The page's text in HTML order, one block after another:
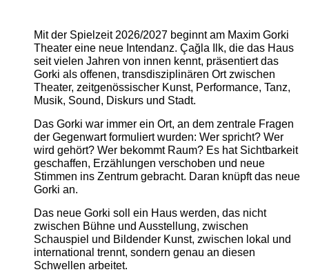
Mit der Spielzeit 2026/2027 beginnt am Maxim Gorki
Theater eine neue Intendanz. Çağla Ilk, die das Haus
seit vielen Jahren von innen kennt, präsentiert das
Gorki als offenen, transdisziplinären Ort zwischen
Theater, zeitgenössischer Kunst, Performance, Tanz,
Musik, Sound, Diskurs und Stadt.
Das Gorki war immer ein Ort, an dem zentrale Fragen
der Gegenwart formuliert wurden: Wer spricht? Wer
wird gehört? Wer bekommt Raum? Es hat Sichtbarkeit
geschaffen, Erzählungen verschoben und neue
Stimmen ins Zentrum gebracht. Daran knüpft das neue
Gorki an.
Das neue Gorki soll ein Haus werden, das nicht
zwischen Bühne und Ausstellung, zwischen
Schauspiel und Bildender Kunst, zwischen lokal und
international trennt, sondern genau an diesen
Schwellen arbeitet.